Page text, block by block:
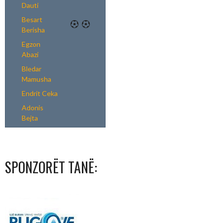
Dauti
Besart
Berisha
Egzon
Abazi
Bledar
Mamusha
Endrit Ceka
Adonis
Bejta
SPONZORËT TANË: